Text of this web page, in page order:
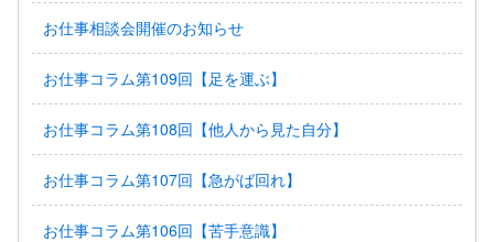
お仕事相談会開催のお知らせ
お仕事コラム第109回【足を運ぶ】
お仕事コラム第108回【他人から見た自分】
お仕事コラム第107回【急がば回れ】
お仕事コラム第106回【苦手意識】